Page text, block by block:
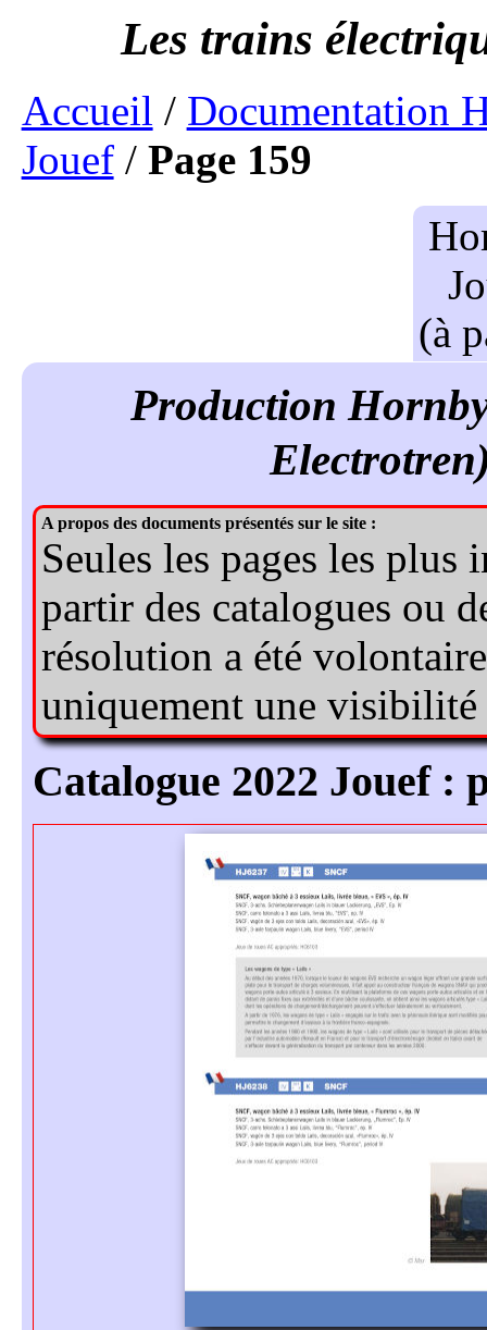
Accueil / Documentation
Jouef/ Page 159
catalogue 2022 Jouef :